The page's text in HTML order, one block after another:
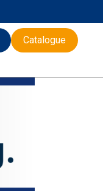
Catalogue